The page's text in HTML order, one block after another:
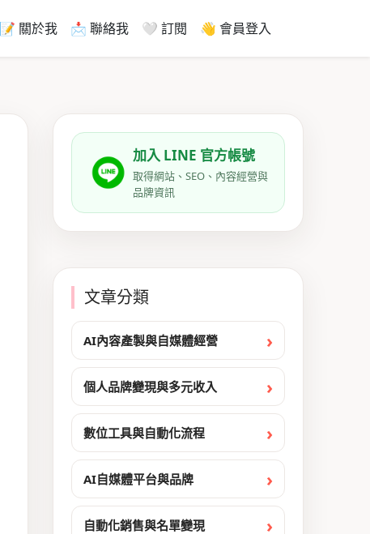
📝 關於我 📩 聯絡我 🤍 訂閱 👋 會員登入
加入 LINE 官方帳號
取得網站、SEO、內容經營與
品牌資訊
文章分類
AI內容產製與自媒體經營
個人品牌變現與多元收入
數位工具與自動化流程
AI自媒體平台與品牌
自動化銷售與名單變現